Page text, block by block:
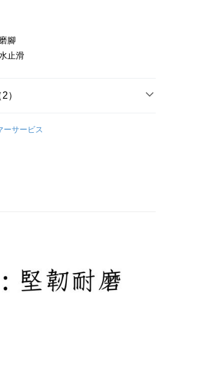
以上で送料無料
腳
止滑
）
ーサービス